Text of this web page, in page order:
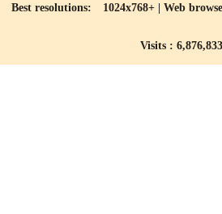
Best resolutions: 1024x768+ | Web
Visits : 6,876,833